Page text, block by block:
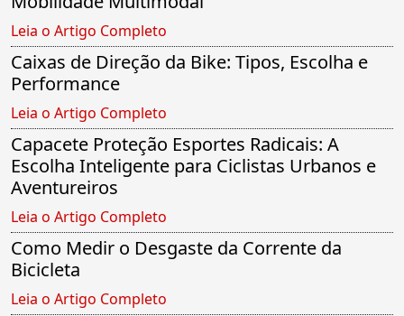
Leia o Artigo Completo
Caixas de Direção da Bike: Tipos, Escolha e
Performance
Leia o Artigo Completo
Capacete Proteção Esportes Radicais: A
Escolha Inteligente para Ciclistas Urbanos e
Aventureiros
Leia o Artigo Completo
Como Medir o Desgaste da Corrente da
Bicicleta
Leia o Artigo Completo